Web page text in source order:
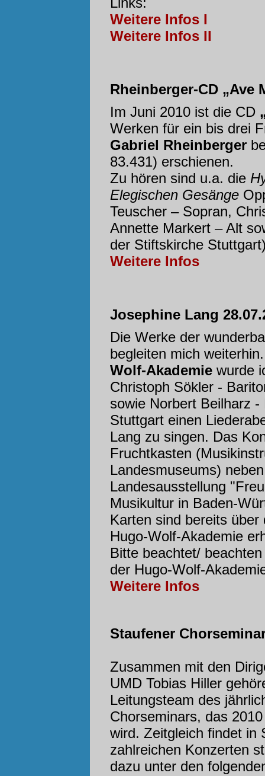
Weitere Infos I
Weitere Infos II
Rheinberger-CD „Ave
Im Juni 2010 ist die CD
Werken für ein bis drei
Gabriel Rheinberger
83.431) erschienen.
Zu hören sind u.a. die
Elegischen Gesänge
Teuscher – Sopran,
Annette Markert – Alt
der Stiftskirche
Weitere Infos
Josephine Lang
Die Werke der
begleiten mich
Wolf-Akademie wurde
Christoph Sökler -
sowie Norbert Beilharz
Stuttgart einen
Lang zu singen. Das
Fruchtkasten
Landesmuseums)
Landesausstellung
Musikultur in Baden-
Karten sind bereits
Hugo-Wolf-Akademie
Bitte beachtet/
der Hugo-Wolf-
Weitere Infos
Staufener
Zusammen mit den
UMD Tobias Hiller
Leitungsteam des
Chorseminars, das
wird. Zeitgleich findet in
zahlreichen Konzerten
dazu unter den